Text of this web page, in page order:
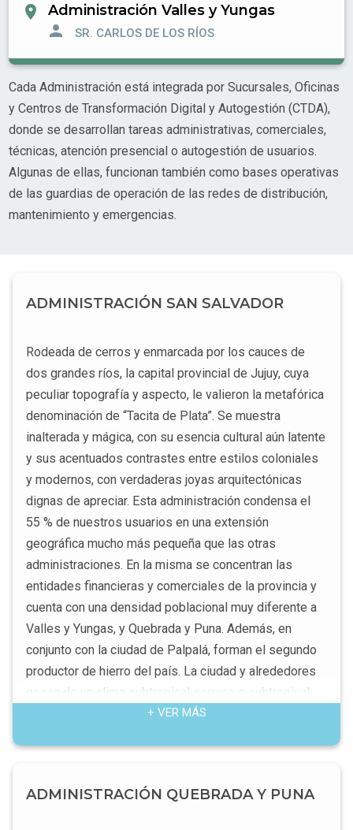
room Administración Valles y Yungas
person SR. CARLOS DE LOS RÍOS
Cada Administración está integrada por Sucursales, Oficinas
y Centros de Transformación Digital y Autogestión (CTDA),
donde se desarrollan tareas administrativas, comerciales,
técnicas, atención presencial o autogestión de usuarios.
Algunas de ellas, funcionan también como bases operativas
de las guardias de operación de las redes de distribución,
mantenimiento y emergencias.
ADMINISTRACIÓN SAN SALVADOR
Rodeada de cerros y enmarcada por los cauces de
dos grandes ríos, la capital provincial de Jujuy, cuya
peculiar topografía y aspecto, le valieron la metafórica
denominación de “Tacita de Plata”. Se muestra
inalterada y mágica, con su esencia cultural aún latente
y sus acentuados contrastes entre estilos coloniales
y modernos, con verdaderas joyas arquitectónicas
dignas de apreciar. Esta administración condensa el
55 % de nuestros usuarios en una extensión
geográfica mucho más pequeña que las otras
administraciones. En la misma se concentran las
entidades financieras y comerciales de la provincia y
cuenta con una densidad poblacional muy diferente a
Valles y Yungas, y Quebrada y Puna. Además, en
conjunto con la ciudad de Palpalá, forman el segundo
productor de hierro del país. La ciudad y alrededores
gozan de un clima subtropical serrano o subtropical
con estación seca, y con un régimen de lluvias
llamada nuboselva o selva de montaña.
+ VER MÁS
ADMINISTRACIÓN QUEBRADA Y PUNA